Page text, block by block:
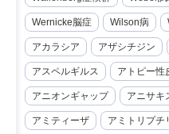
Wernicke脳症 Wilson病
アカラシア アザシチジン
アスペルギルス アトピー性
アニオンギャップ アニサキ
アミティーザ アミトリプチ